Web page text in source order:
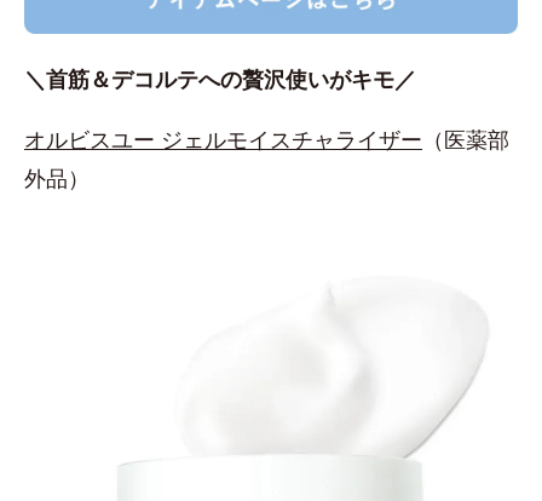
＼首筋＆デコルテへの贅沢使いがキモ／
オルビスユー ジェルモイスチャライザー （医薬部
外品）